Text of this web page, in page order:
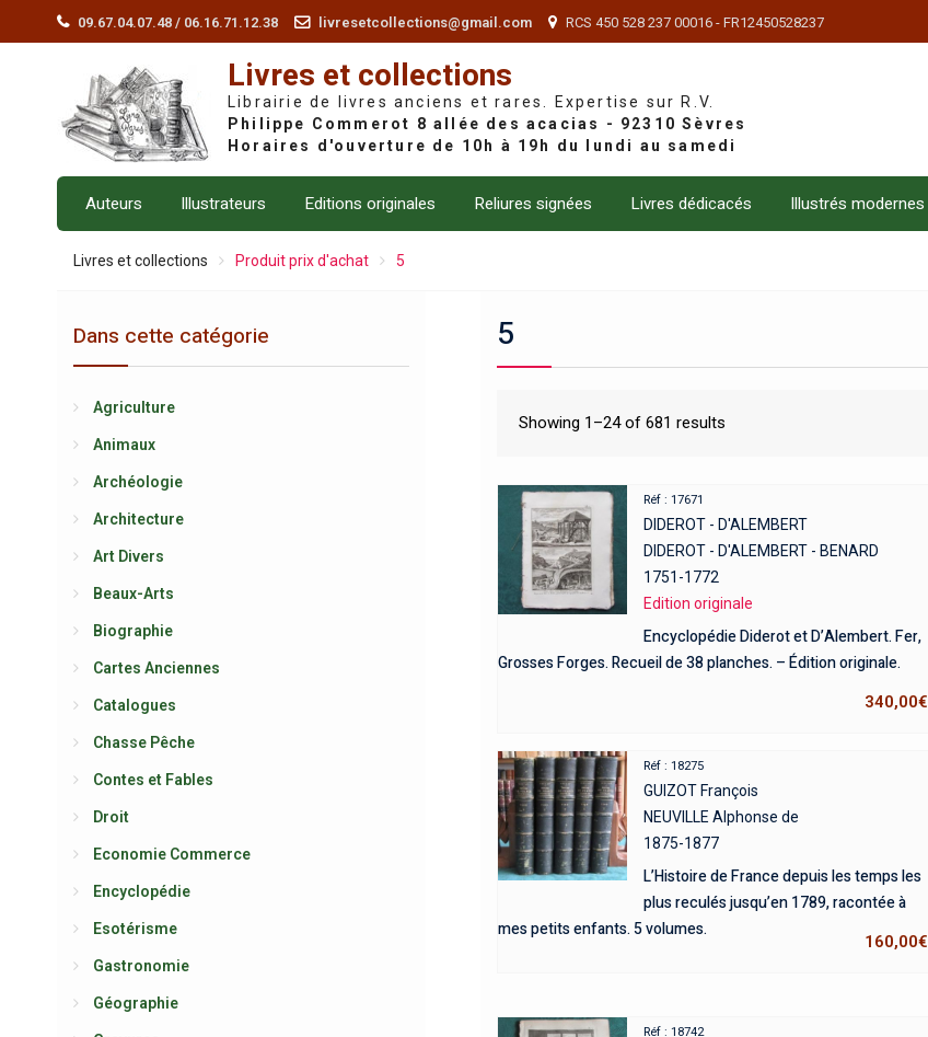
09.67.04.07.48 / 06.16.71.12.38 livresetcollections@gmail.com RCS 450 528 237 00016 - FR12450528237
Livres et collections
Librairie de livres anciens et rares. Expertise sur R.V.
Auteurs Illustrateurs Editions originales Reliures signées Livres dédicacés Illustrés modernes
Livres et collections Produit prix d'achat 5
5
Showing 1–24 of 681 results
Réf : 17671
DIDEROT - D'ALEMBERT
DIDEROT - D'ALEMBERT - BENARD
1751-1772
Edition originale
Encyclopédie Diderot et D’Alembert. Fer,
Grosses Forges. Recueil de 38 planches. – Édition originale.
340,00€
Réf : 18275
GUIZOT François
NEUVILLE Alphonse de
1875-1877
L’Histoire de France depuis les temps les
plus reculés jusqu’en 1789, racontée à
mes petits enfants. 5 volumes.
160,00€
Réf : 18742
Dans cette catégorie
Agriculture
Animaux
Archéologie
Architecture
Art Divers
Beaux-Arts
Biographie
Cartes Anciennes
Catalogues
Chasse Pêche
Contes et Fables
Droit
Economie Commerce
Encyclopédie
Esotérisme
Gastronomie
Géographie